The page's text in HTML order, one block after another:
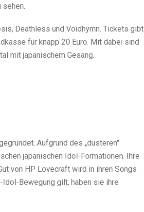
Deathless und Voidhymn. Tickets gibt
für knapp 20 Euro. Mit dabei sind
mit japanischem Gesang.
Aufgrund des „düsteren"
japanischen Idol-Formationen. Ihre
von HP Lovecraft wird in ihren Songs
Bewegung gilt, haben sie ihre